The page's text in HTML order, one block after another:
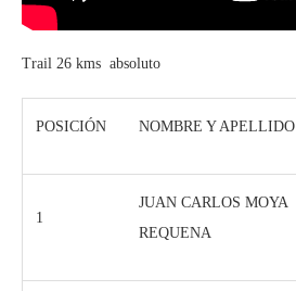
Trail 26 kms absoluto
POSICIÓN NOMBRE Y APELLIDO
1
JUAN CARLOS MOYA
REQUENA